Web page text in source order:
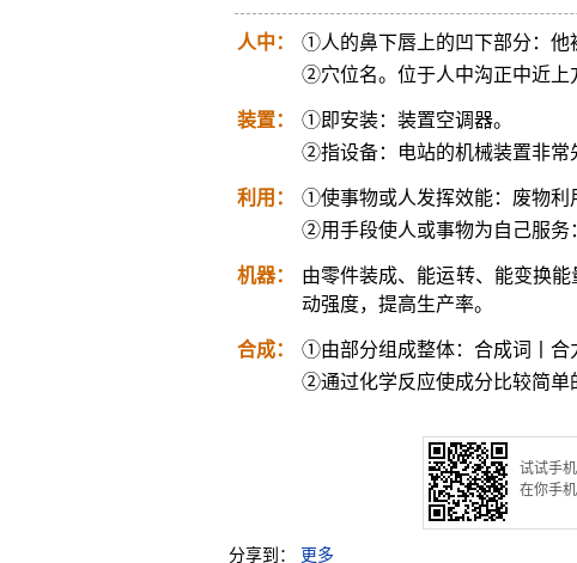
人中：
①人的鼻下唇上的凹下部分：他
②穴位名。位于人中沟正中近上
装置：
①即安装：装置空调器。
②指设备：电站的机械装置非常
利用：
①使事物或人发挥效能：废物利
②用手段使人或事物为自己服务
机器：
由零件装成、能运转、能变换
动强度，提高生产率。
合成：
①由部分组成整体：合成词丨合
②通过化学反应使成分比较简单
试试手
在你手
分享到： 更多